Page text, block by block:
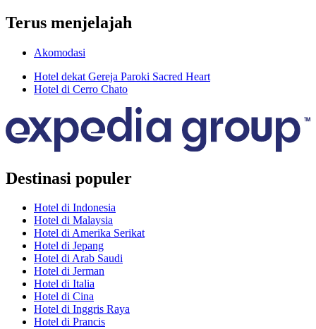
Terus menjelajah
Akomodasi
Hotel dekat Gereja Paroki Sacred Heart
Hotel di Cerro Chato
Destinasi populer
Hotel di Indonesia
Hotel di Malaysia
Hotel di Amerika Serikat
Hotel di Jepang
Hotel di Arab Saudi
Hotel di Jerman
Hotel di Italia
Hotel di Cina
Hotel di Inggris Raya
Hotel di Prancis